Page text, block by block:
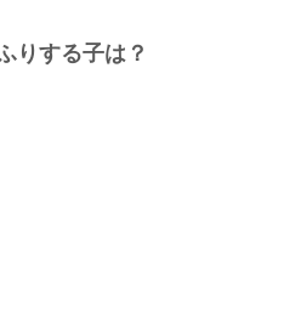
りする子は？